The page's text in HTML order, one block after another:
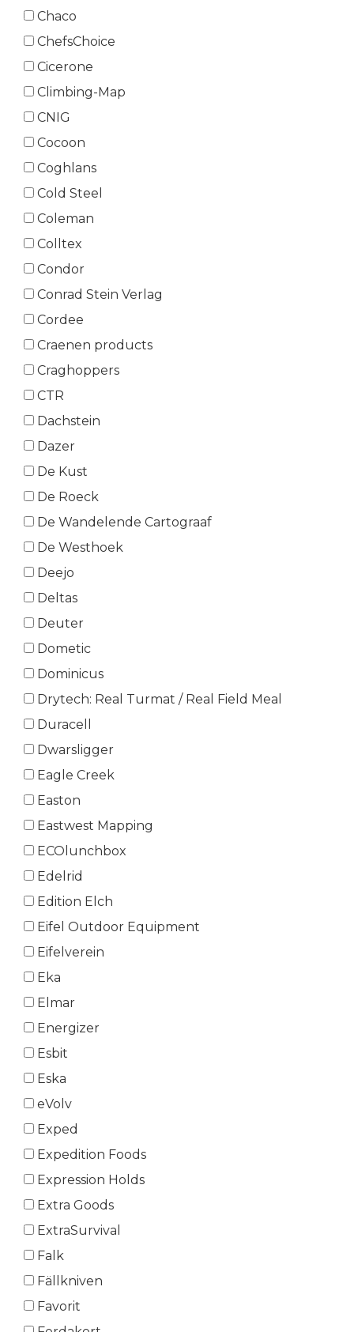
Chaco
ChefsChoice
Cicerone
Climbing-Map
CNIG
Cocoon
Coghlans
Cold Steel
Coleman
Colltex
Condor
Conrad Stein Verlag
Cordee
Craenen products
Craghoppers
CTR
Dachstein
Dazer
De Kust
De Roeck
De Wandelende Cartograaf
De Westhoek
Deejo
Deltas
Deuter
Dometic
Dominicus
Drytech: Real Turmat / Real Field Meal
Duracell
Dwarsligger
Eagle Creek
Easton
Eastwest Mapping
ECOlunchbox
Edelrid
Edition Elch
Eifel Outdoor Equipment
Eifelverein
Eka
Elmar
Energizer
Esbit
Eska
eVolv
Exped
Expedition Foods
Expression Holds
Extra Goods
ExtraSurvival
Falk
Fällkniven
Favorit